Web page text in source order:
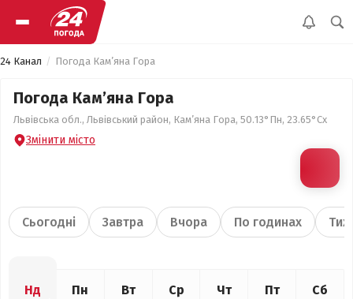
24 Канал Погода Кам’яна Гора
Погода Кам’яна Гора
Львівська обл., Львівський район, Кам’яна Гора, 50.13°Пн, 23.65°Сх
Змінити місто
Сьогодні Завтра Вчора По годинах
Нд Пн Вт Ср Чт Пт Сб